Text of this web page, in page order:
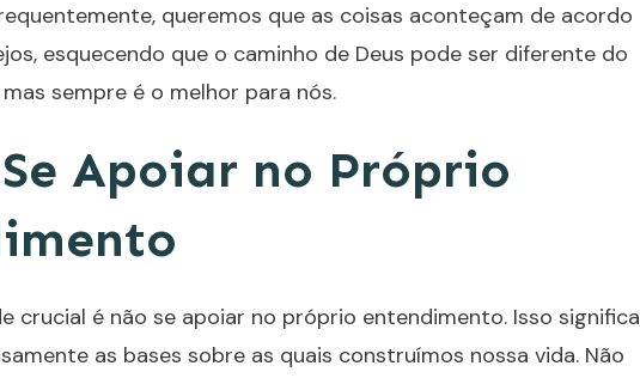
queremos que as coisas aconteçam de acordo
esquecendo que o caminho de Deus pode ser diferente do
sempre é o melhor para nós.
Apoiar no Próprio
crucial é não se apoiar no próprio entendimento. Isso significa
as bases sobre as quais construímos nossa vida. Não